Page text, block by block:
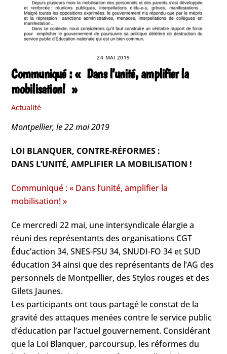
24 MAI 2019
Communiqué : « Dans l’unité, amplifier la
mobilisation! »
Actualité
Montpellier, le 22 mai 2019
LOI BLANQUER, CONTRE-RÉFORMES :
DANS L’UNITÉ, AMPLIFIER LA MOBILISATION !
Communiqué : « Dans l’unité, amplifier la
mobilisation! »
Ce mercredi 22 mai, une intersyndicale élargie a
réuni des représentants des organisations CGT
Éduc’action 34, SNES-FSU 34, SNUDI-FO 34 et SUD
éducation 34 ainsi que des représentants de l’AG des
personnels de Montpellier, des Stylos rouges et des
Gilets Jaunes.
Les participants ont tous partagé le constat de la
gravité des attaques menées contre le service public
d’éducation par l’actuel gouvernement. Considérant
que la Loi Blanquer, parcoursup, les réformes du